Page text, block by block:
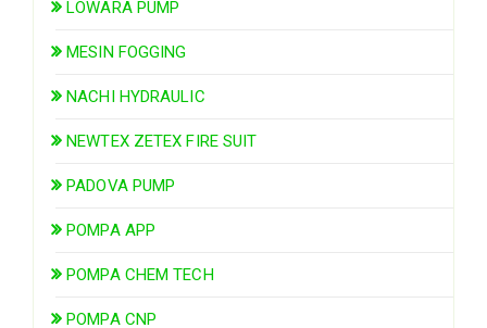
LOWARA PUMP
MESIN FOGGING
NACHI HYDRAULIC
NEWTEX ZETEX FIRE SUIT
PADOVA PUMP
POMPA APP
POMPA CHEM TECH
POMPA CNP